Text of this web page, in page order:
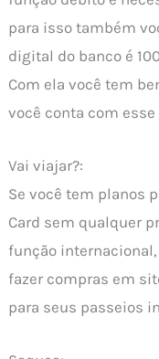
para isso também
digital do banco é
Com ela você tem
você conta com
Vai viajar?:
Se você tem planos
Card sem qualquer
função
fazer compras em
para seus passeios